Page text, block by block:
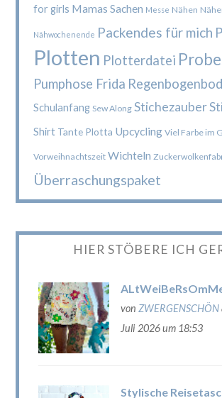
for girls Mamas Sachen Messe Nähen
Nähwochenende Packendes für mich
Plotten Plotterdatei
Pumphose Frida
Schulanfang Sew Along Stichezauber
Shirt Tante Plotta Upcycling Viel Farbe im
Vorweihnachtszeit Wichteln
Überraschungspaket
HIER STÖBERE ICH
von ZWERGENSCHÖN
Juli 2026 um 18:53
Stylische